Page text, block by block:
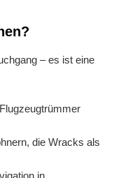
– es ist eine
die Wracks als